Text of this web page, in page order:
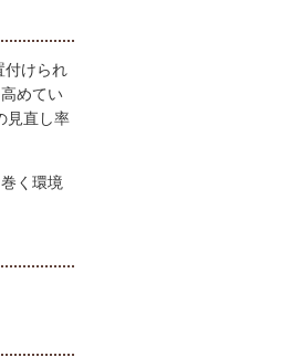
付けられ
めてい
見直し率
く環境